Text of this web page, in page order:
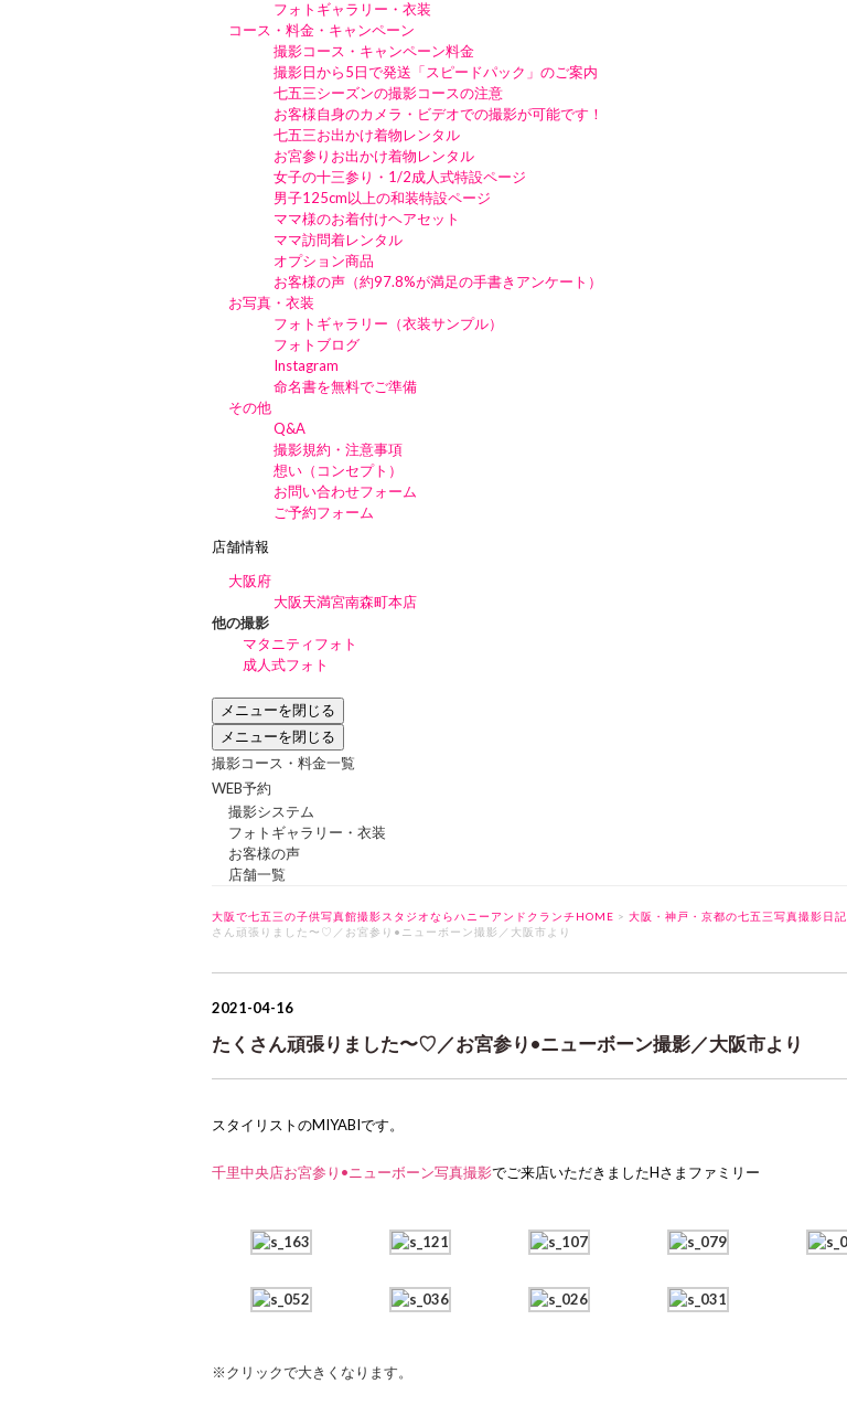
フォトギャラリー・衣装
コース・料金・キャンペーン
撮影コース・キャンペーン料金
撮影日から5日で発送「スピードパック」のご案内
七五三シーズンの撮影コースの注意
お客様自身のカメラ・ビデオでの撮影が可能です！
七五三お出かけ着物レンタル
お宮参りお出かけ着物レンタル
女子の十三参り・1/2成人式特設ページ
男子125cm以上の和装特設ページ
ママ様のお着付けヘアセット
ママ訪問着レンタル
オプション商品
お客様の声（約97.8%が満足の手書きアンケート）
お写真・衣装
フォトギャラリー（衣装サンプル）
フォトブログ
Instagram
命名書を無料でご準備
その他
Q&A
撮影規約・注意事項
想い（コンセプト）
お問い合わせフォーム
ご予約フォーム
店舗情報
大阪府
大阪天満宮南森町本店
他の撮影
マタニティフォト
成人式フォト
メニューを閉じる
メニューを閉じる
撮影コース・料金一覧
WEB予約
撮影システム
フォトギャラリー・衣装
お客様の声
店舗一覧
大阪で七五三の子供写真館撮影スタジオならハニーアンドクランチHOME > 大阪・神戸・京都の七五三写真撮影日記
さん頑張りました〜♡／お宮参り•ニューボーン撮影／大阪市より
2021-04-16
たくさん頑張りました〜♡／お宮参り•ニューボーン撮影／大阪市より
スタイリストのMIYABIです。
千里中央店お宮参り•ニューボーン写真撮影でご来店いただきましたHさまファミリー
※クリックで大きくなります。